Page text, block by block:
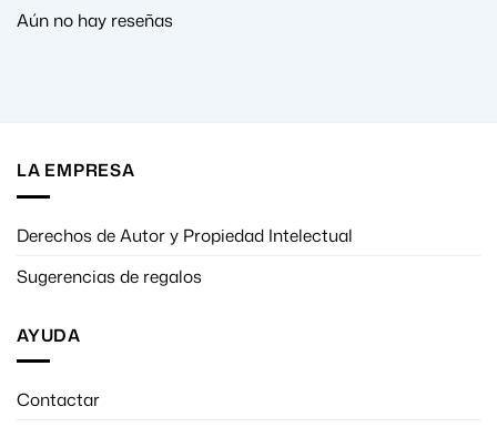
Aún no hay reseñas
LA EMPRESA
Derechos de Autor y Propiedad Intelectual
Sugerencias de regalos
AYUDA
Contactar